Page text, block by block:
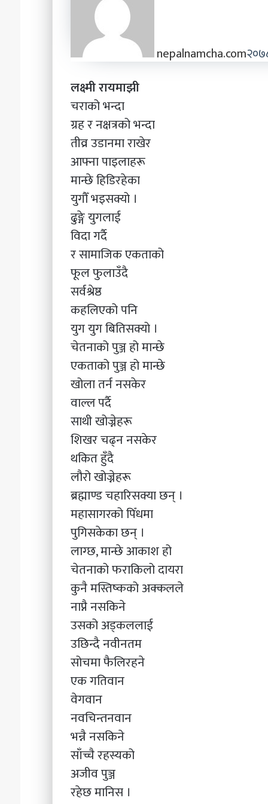
nepalnamcha.com
लक्ष्मी रायमाझी
चराको भन्दा
ग्रह र नक्षत्रको भन्दा
तीव्र उडानमा राखेर
आफ्ना पाइलाहरू
मान्छे हिडिरहेका
युगौँ भइसक्यो ।
ढुङ्गे युगलाई
विदा गर्दै
र सामाजिक एकताको
फूल फुलाउँदै
सर्वश्रेष्ठ
कहलिएको पनि
युग युग बितिसक्यो ।
चेतनाको पुञ्ज हो मान्छे
एकताको पुञ्ज हो मान्छे
खोला तर्न नसकेर
वाल्ल पर्दै
साथी खोज्नेहरू
शिखर चढ्न नसकेर
थकित हुँदै
लौरो खोज्नेहरू
ब्रह्माण्ड चहारिसक्या छन् ।
महासागरको पिँधमा
पुगिसकेका छन् ।
लाग्छ, मान्छे आकाश हो
चेतनाको फराकिलो दायरा
कुनै मस्तिष्कको अक्कलले
नाप्नै नसकिने
उसको अड्कललाई
उछिन्दै नवीनतम
सोचमा फैलिरहने
एक गतिवान
वेगवान
नवचिन्तनवान
भन्नै नसकिने
साँच्चै रहस्यको
अजीव पुञ्ज
रहेछ मानिस ।